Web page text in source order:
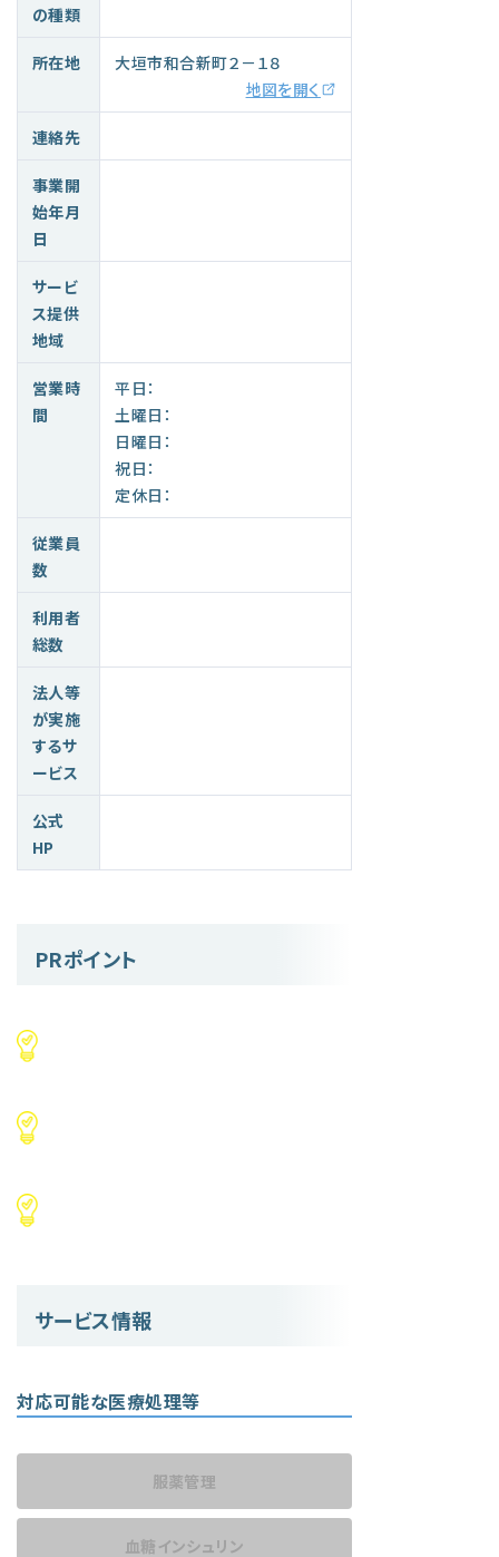
の種類
所在地
大垣市和合新町２－１８
地図を開く
連絡先
事業開
始年月
日
サービ
ス提供
地域
営業時
間
平日：
土曜日：
日曜日：
祝日：
定休日：
従業員
数
利用者
総数
法人等
が実施
するサ
ービス
公式
HP
PRポイント
サービス情報
対応可能な医療処理等
服薬管理
血糖インシュリン